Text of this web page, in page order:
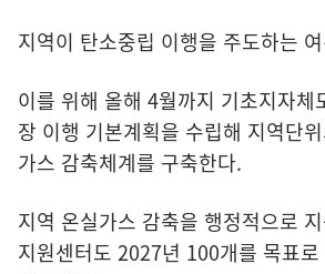
지역이 탄소중립 이행을 주도하는
이를 위해 올해 4월까지 기초지자체
장 이행 기본계획을 수립해 지역단
가스 감축체계를 구축한다.
지역 온실가스 감축을 행정적으로
지원센터도 2027년 100개를 목표